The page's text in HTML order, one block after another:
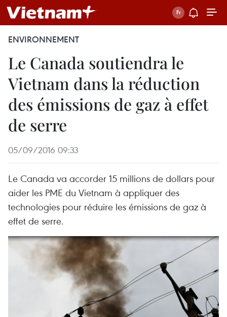
ENVIRONNEMENT
Le Canada soutiendra le
Vietnam dans la réduction
des émissions de gaz à effet
de serre
05/09/2016 09:33
Le Canada va accorder 15 millions de dollars pour
aider les PME du Vietnam à appliquer des
technologies pour réduire les émissions de gaz à
effet de serre.